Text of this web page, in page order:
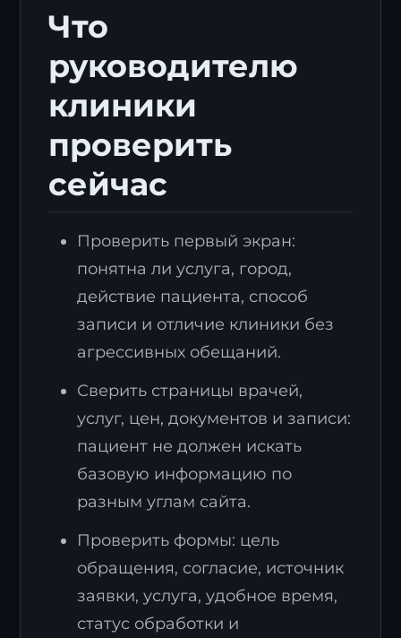
Что
руководителю
клиники
проверить
сейчас
Проверить первый экран:
понятна ли услуга, город,
действие пациента, способ
записи и отличие клиники без
агрессивных обещаний.
Сверить страницы врачей,
услуг, цен, документов и записи:
пациент не должен искать
базовую информацию по
разным углам сайта.
Проверить формы: цель
обращения, согласие, источник
заявки, услуга, удобное время,
статус обработки и